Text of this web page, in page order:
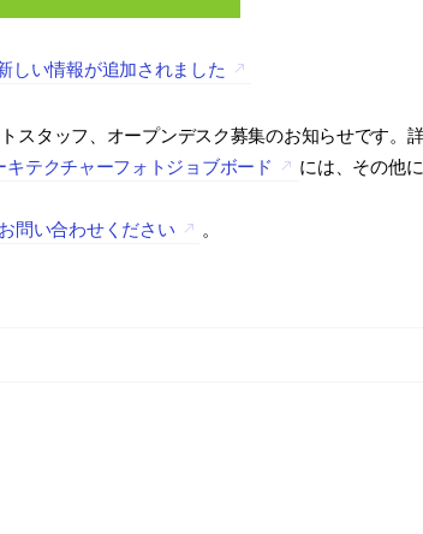
しい情報が追加されました
スタッフ、オープンデスク募集のお知らせです。詳
キテクチャーフォトジョブボード
には、その他
問い合わせください
。